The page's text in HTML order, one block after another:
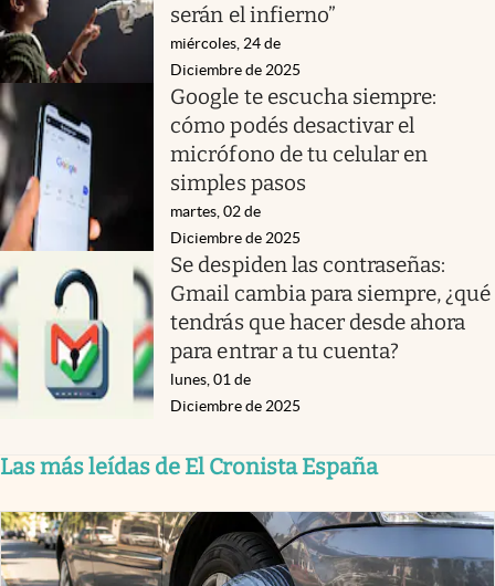
serán el infierno”
miércoles, 24 de
Diciembre de 2025
Google te escucha siempre:
cómo podés desactivar el
micrófono de tu celular en
simples pasos
martes, 02 de
Diciembre de 2025
Se despiden las contraseñas:
Gmail cambia para siempre, ¿qué
tendrás que hacer desde ahora
para entrar a tu cuenta?
lunes, 01 de
Diciembre de 2025
Las más leídas de El Cronista España